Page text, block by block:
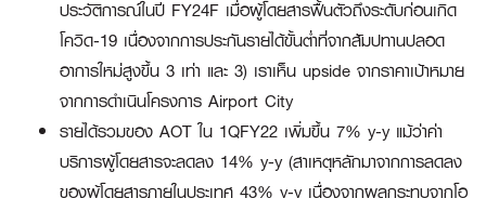
ประวัติการณ์ในปี FY24F เมื่อผู้โดยสารฟื้นตัวถึงระดับก่อนเกิด
โควิด-19 เนื่องจากการประกันรายได้ขั้นต่ำที่จากสัมปทานปลอด
อาการใหม่สูงขึ้น 3 เท่า และ 3) เราเห็น upside จากราคาเป้าหมาย
จากการดำเนินโครงการ Airport City
รายได้รวมของ AOT ใน 1QFY22 เพิ่มขึ้น 7% y-y แม้ว่าค่า
บริการผู้โดยสารจะลดลง 14% y-y (สาเหตุหลักมาจากการลดลง
ของผู้โดยสารภายในประเทศ 43% y-y เนื่องจากผลกระทบจากโอ